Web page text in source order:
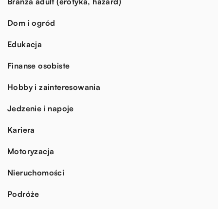
Dom i ogród
Edukacja
Finanse osobiste
Hobby i zainteresowania
Jedzenie i napoje
Kariera
Motoryzacja
Nieruchomości
Podróże